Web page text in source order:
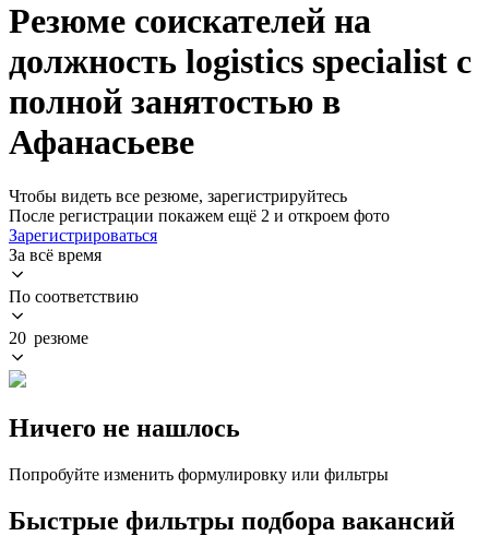
Резюме соискателей на
должность logistics specialist с
полной занятостью в
Афанасьеве
Чтобы видеть все резюме, зарегистрируйтесь
После регистрации покажем ещё 2 и откроем фото
Зарегистрироваться
За всё время
По соответствию
20 резюме
Ничего не нашлось
Попробуйте изменить формулировку или фильтры
Быстрые фильтры подбора вакансий